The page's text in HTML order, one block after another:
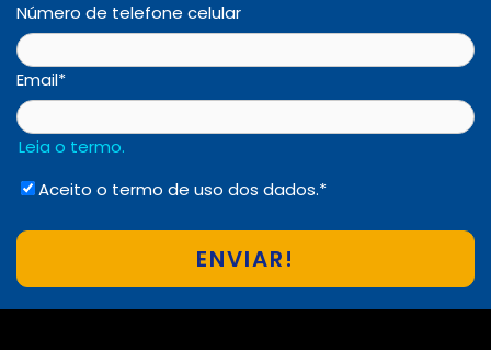
Número de telefone celular
Email*
Leia o termo.
Aceito o termo de uso dos dados.*